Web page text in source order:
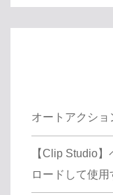
オートアクショ
【Clip Studio
ロードして使